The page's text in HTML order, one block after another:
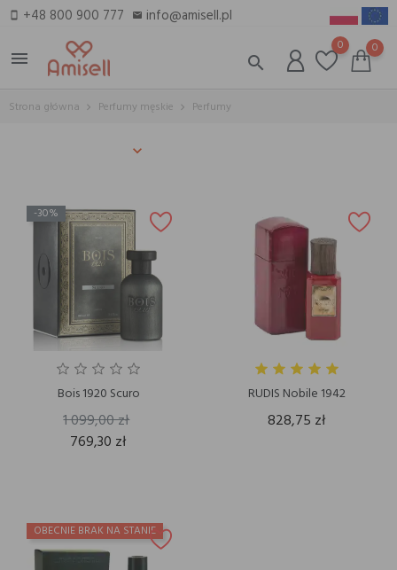
smartphone +48 800 900 777 email info@amisell.pl
menu
search
0 0
Strona główna Perfumy męskie Perfumy
-30%
Bois 1920 Scuro
1 099,00 zł
769,30 zł
RUDIS Nobile 1942
828,75 zł
OBECNIE BRAK NA STANIE